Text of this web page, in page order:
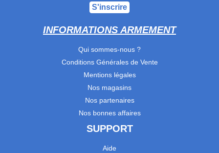
S'inscrire
INFORMATIONS ARMEMENT
Qui sommes-nous ?
Conditions Générales de Vente
Mentions légales
Nos magasins
Nos partenaires
Nos bonnes affaires
SUPPORT
Aide